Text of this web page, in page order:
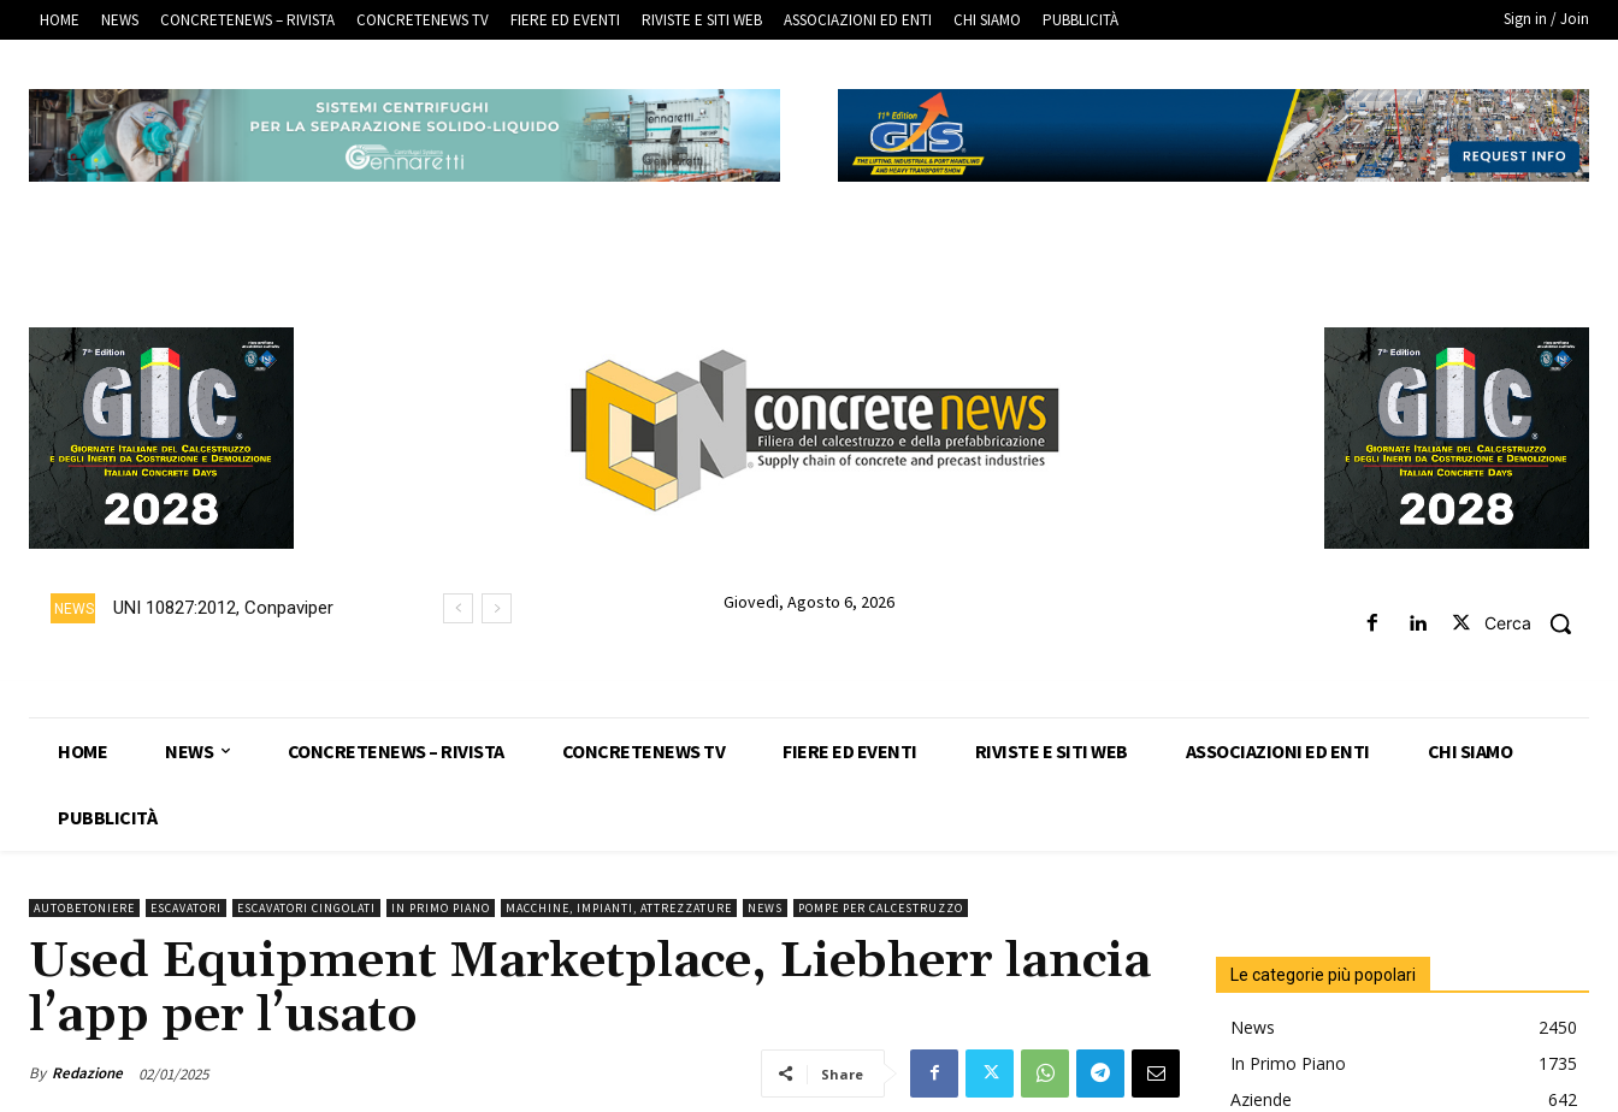
HOME NEWS CONCRETENEWS – RIVISTA CONCRETENEWS TV FIERE ED EVENTI RIVISTE E SITI WEB ASSOCIAZIONI ED ENTI CHI SIAMO PUBBLICITÀ Sign in / Join
NEWS
UNI 10827:2012, Conpaviper
11° Convegno Sercomated,
Giovedì, Agosto 6, 2026
Cerca
HOME NEWS CONCRETENEWS – RIVISTA CONCRETENEWS TV FIERE ED EVENTI RIVISTE E SITI WEB ASSOCIAZIONI ED ENTI CHI SIAMO
PUBBLICITÀ
AUTOBETONIERE ESCAVATORI ESCAVATORI CINGOLATI IN PRIMO PIANO MACCHINE, IMPIANTI, ATTREZZATURE NEWS POMPE PER CALCESTRUZZO
Used Equipment Marketplace, Liebherr lancia
l’app per l’usato
By Redazione 02/01/2025 Share
Le categorie più popolari
News
2450
In Primo Piano
1735
Aziende
642